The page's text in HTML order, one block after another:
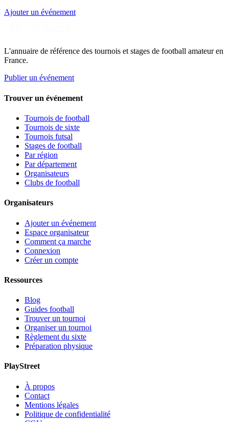
Ajouter un événement
L'annuaire de référence des tournois et stages de football amateur en
France.
Publier un événement
Trouver un événement
Tournois de football
Tournois de sixte
Tournois futsal
Stages de football
Par région
Par département
Organisateurs
Clubs de football
Organisateurs
Ajouter un événement
Espace organisateur
Comment ça marche
Connexion
Créer un compte
Ressources
Blog
Guides football
Trouver un tournoi
Organiser un tournoi
Règlement du sixte
Préparation physique
PlayStreet
À propos
Contact
Mentions légales
Politique de confidentialité